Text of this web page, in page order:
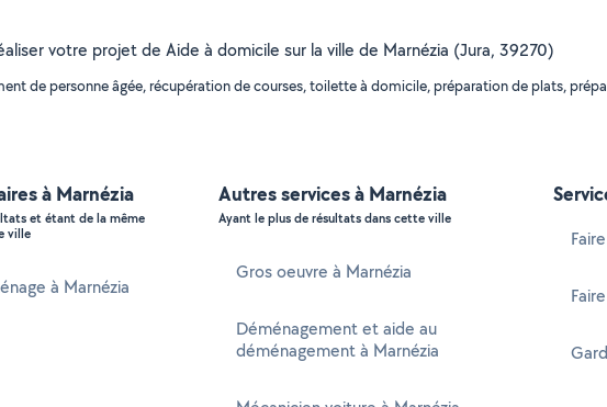
votre projet de Aide à domicile sur la ville de Marnézia (Jura, 39270)
de personne âgée, récupération de courses, toilette à domicile, préparation de plats,
à Marnézia
et étant de la même
ville
à Marnézia
Autres services à Marnézia
Ayant le plus de résultats dans cette ville
Gros oeuvre à Marnézia
Déménagement et aide au
déménagement à Marnézia